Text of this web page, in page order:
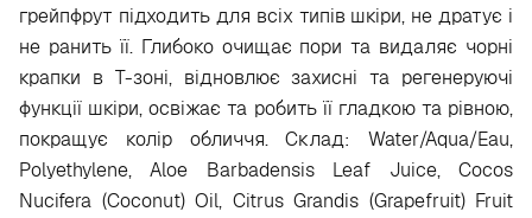
грейпфрут підходить для всіх типів шкіри, не дратує і
не ранить її. Глибоко очищає пори та видаляє чорні
крапки в Т-зоні, відновлює захисні та регенеруючі
функції шкіри, освіжає та робить її гладкою та рівною,
покращує колір обличчя. Склад: Water/Aqua/Eau,
Polyethylene, Aloe Barbadensis Leaf Juice, Cocos
Nucifera (Coconut) Oil, Citrus Grandis (Grapefruit) Fruit